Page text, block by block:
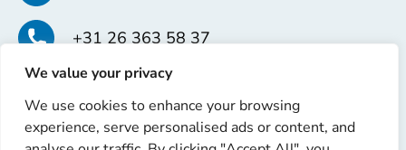
We value your privacy
We use cookies to enhance your browsing
experience, serve personalised ads or content, and
+31 26 363 58 37
info@erren.com